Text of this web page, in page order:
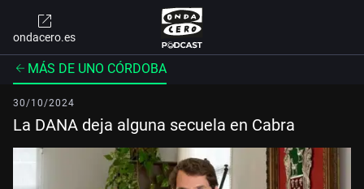
ondacero.es
MÁS DE UNO CÓRDOBA
30/10/2024
La DANA deja alguna secuela en Cabra